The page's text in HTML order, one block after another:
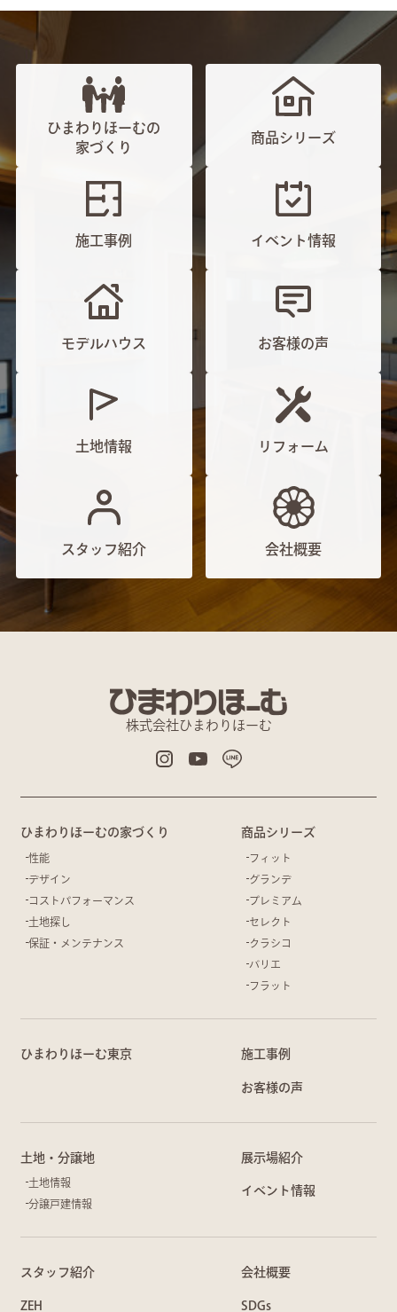
ひまわりほーむの
家づくり
商品シリーズ
施工事例 イベント情報
モデルハウス お客様の声
土地情報 リフォーム
スタッフ紹介 会社概要
株式会社ひまわりほーむ
ひまわりほーむの家づくり
性能
デザイン
コストパフォーマンス
土地探し
保証・メンテナンス
商品シリーズ
フィット
グランデ
プレミアム
セレクト
クラシコ
バリエ
フラット
ひまわりほーむ東京 施工事例
お客様の声
土地・分譲地
土地情報
分譲戸建情報
展示場紹介
イベント情報
スタッフ紹介 会社概要
ZEH SDGs